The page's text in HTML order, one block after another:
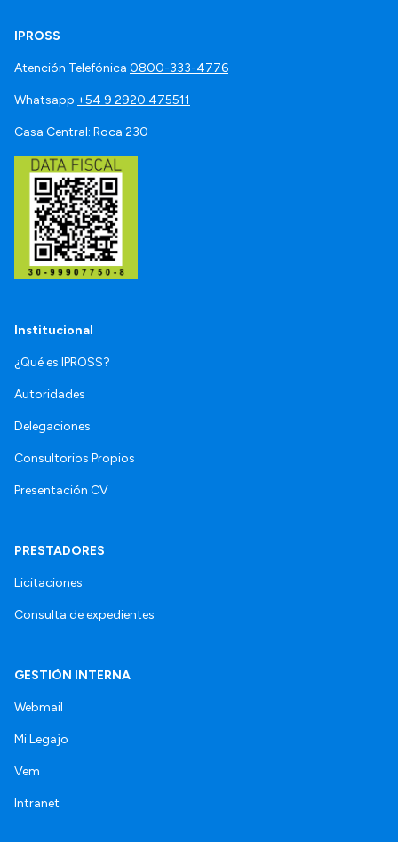
IPROSS
Atención Telefónica 0800-333-4776
Whatsapp +54 9 2920 475511
Casa Central: Roca 230
Institucional
¿Qué es IPROSS?
Autoridades
Delegaciones
Consultorios Propios
Presentación CV
PRESTADORES
Licitaciones
Consulta de expedientes
GESTIÓN INTERNA
Webmail
Mi Legajo
Vem
Intranet